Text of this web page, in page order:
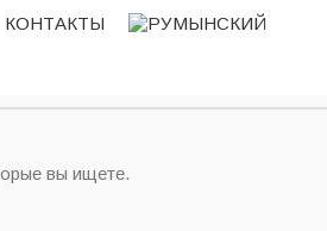
КОНТАКТЫ
вы ищете.